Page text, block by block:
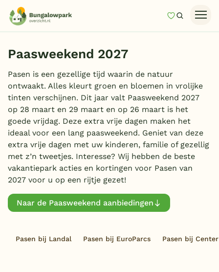
MijnZoeken
Last minutes
Top 12 aanbiedingen
Zomervakantie
Nazomeren
Vakantiehuizen
Vakantiepark keuzehulp
Onze vakantiegidsen
Vakantieparken
Subtropisch zwembad
Overdekt zwembad
Paasweekend 2027
Pasen is een gezellige tijd waarin de natuur
ontwaakt. Alles kleurt groen en bloemen in vrolijke
tinten verschijnen. Dit jaar valt Paasweekend 2027
op 28 maart en 29 maart en op 26 maart is het
goede vrijdag. Deze extra vrije dagen maken het
ideaal voor een lang paasweekend. Geniet van deze
extra vrije dagen met uw kinderen, familie of gezellig
met z’n tweetjes. Interesse? Wij hebben de beste
vakantiepark acties en kortingen voor Pasen van
2027 voor u op een rijtje gezet!
Naar de Paasweekend aanbiedingen
Pasen bij Landal Pasen bij EuroParcs Pasen bij